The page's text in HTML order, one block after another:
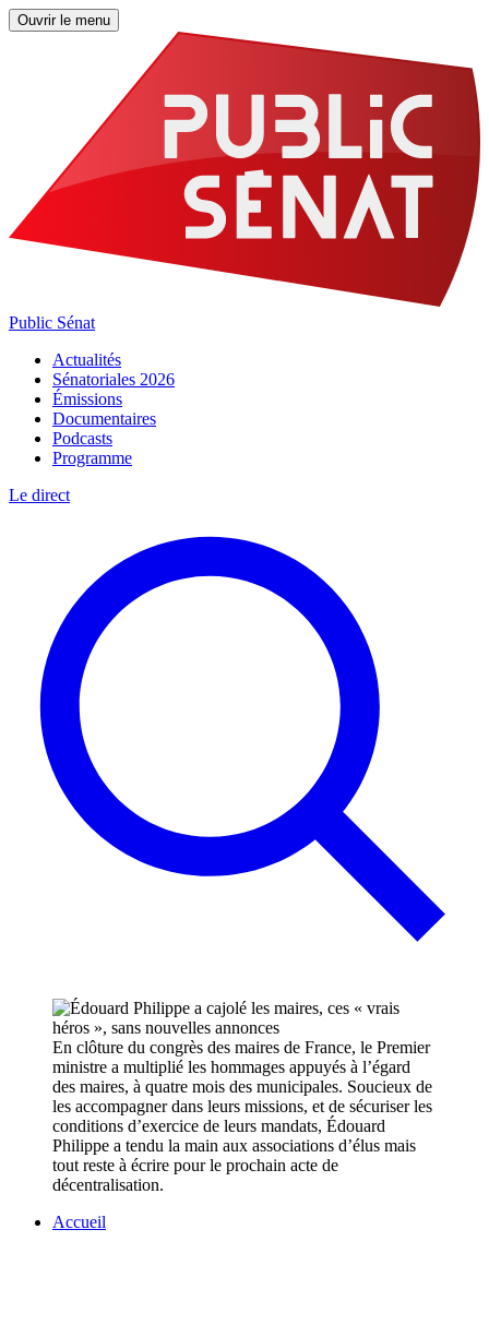
Ouvrir le menu
Public Sénat
Actualités
Sénatoriales 2026
Émissions
Documentaires
Podcasts
Programme
Le direct
En clôture du congrès des maires de France, le Premier
ministre a multiplié les hommages appuyés à l’égard
des maires, à quatre mois des municipales. Soucieux de
les accompagner dans leurs missions, et de sécuriser les
conditions d’exercice de leurs mandats, Édouard
Philippe a tendu la main aux associations d’élus mais
tout reste à écrire pour le prochain acte de
décentralisation.
Accueil